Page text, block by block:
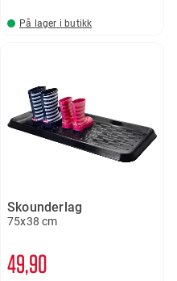
På lager i butikk
Skounderlag
75x38 cm
49 90